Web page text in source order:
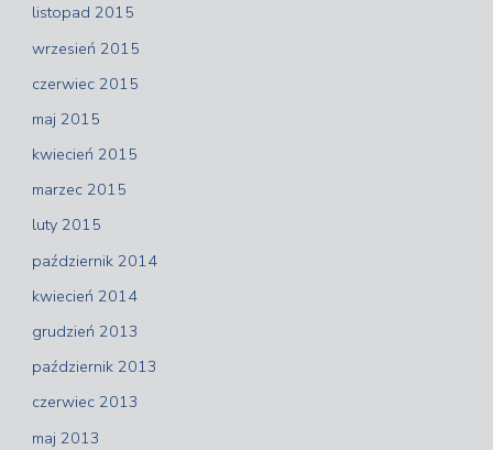
listopad 2015
wrzesień 2015
czerwiec 2015
maj 2015
kwiecień 2015
marzec 2015
luty 2015
październik 2014
kwiecień 2014
grudzień 2013
październik 2013
czerwiec 2013
maj 2013